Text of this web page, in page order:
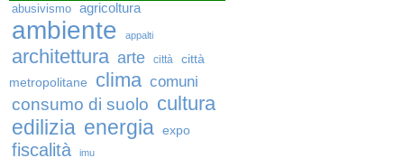
abusivismo agricoltura
ambiente appalti
architettura arte città
città
metropolitane
clima comuni
consumo di suolo cultura
edilizia energia expo
fiscalità imu